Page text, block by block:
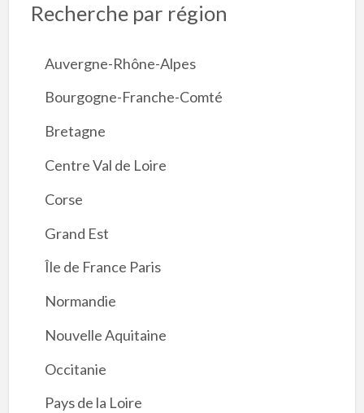
Recherche par région
Auvergne-Rhône-Alpes
Bourgogne-Franche-Comté
Bretagne
Centre Val de Loire
Corse
Grand Est
Île de France Paris
Normandie
Nouvelle Aquitaine
Occitanie
Pays de la Loire